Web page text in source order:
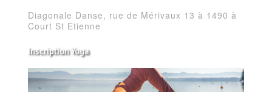
Diagonale Danse, rue de Mérivaux 13 à 1490 à
Court St Etienne
Inscription Yoga